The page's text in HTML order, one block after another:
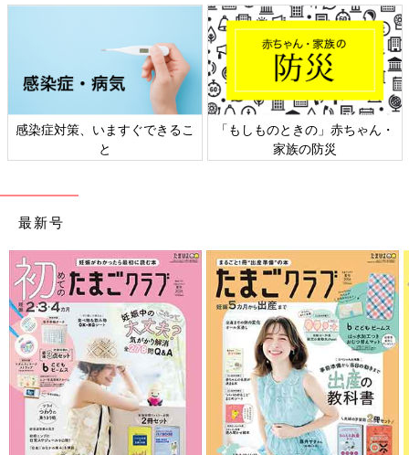
「家計簿の目的は『お金を見える化』。計画的に貯
蓄できていれば必要はない」と、専門家
「家計簿の目的とメリットは
お金を見える化することで、無駄遣
いを減らし、計画的に貯金すること です。
一方デメリットはコメントの通り時間を取られて続けるのが大
実は、私が所属するFP（ファイナンシャル・プランナー）マ
マ・フレンズのメンバーも半分が『家計簿をつけない派』なんで
１ 昔は家計簿をつけていた
２ 収入も支出も大きな波がない
３ その時間を他に回したい
まさに『あーさん』のコメントと同じです！
毎月と1年間のお金の流れ把握でき、計画的に貯金ができるとい
う条件付き ですが、家計簿は『必ずつけなければいけない』とい
うものでもないんです。
コメントにあるように『食費だけ』『子どもや家族にかかわるお
感染症対策、いますぐできるこ
と
「もしものときの」赤ちゃん・
家族の防災
最新号